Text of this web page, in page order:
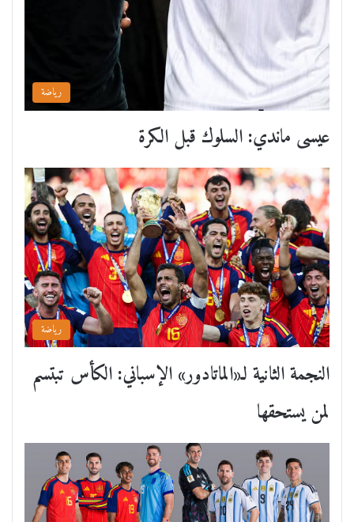
رياضة
عيسى ماندي: السلوك قبل الكرة
رياضة
النجمة الثانية لـ«الماتادور» الإسباني: الكأس تبتسم
لمن يستحقها